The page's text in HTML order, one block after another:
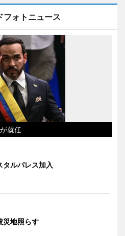
フォトニュース
就任
タルパレス加入
災地照らす